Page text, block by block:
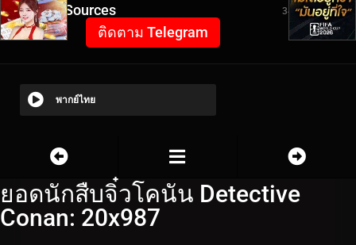
Video Sources 3462 Views
ติดตาม Telegram
พากย์ไทย
ยอดนักสืบจิ๋วโคนัน Detective
Conan: 20x987